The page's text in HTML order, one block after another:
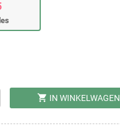
shopping_cart IN WINKELWAGEN